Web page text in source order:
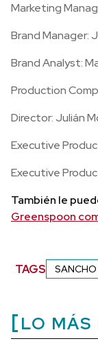
Marketing
Brand Manager:
Brand Analyst:
Production
Director: Julián
Executive
Executive
También le
Greenspoon
TAGS
LO MÁS